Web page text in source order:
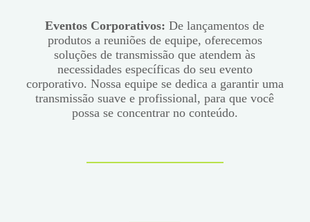
Eventos Corporativos: De lançamentos de
produtos a reuniões de equipe, oferecemos
soluções de transmissão que atendem às
necessidades específicas do seu evento
corporativo. Nossa equipe se dedica a garantir uma
transmissão suave e profissional, para que você
possa se concentrar no conteúdo.